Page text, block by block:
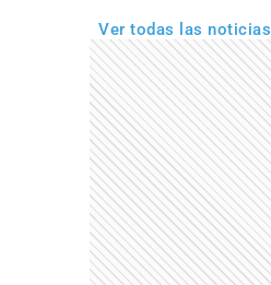
Ver todas las noticias